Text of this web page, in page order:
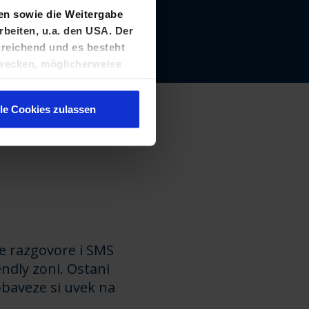
sowie die Weitergabe
u.a. den USA. Der
und es besteht
möglicherweise
Cookies zulassen
i SMS
zoni. Ostani
si uvek na